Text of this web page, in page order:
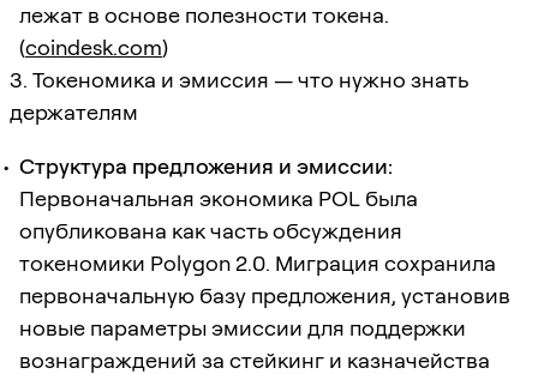
лежат в основе полезности токена.
(coindesk.com)
3. Токеномика и эмиссия — что нужно знать
держателям
Структура предложения и эмиссии:
Первоначальная экономика POL была
опубликована как часть обсуждения
токеномики Polygon 2.0. Миграция сохранила
первоначальную базу предложения, установив
новые параметры эмиссии для поддержки
вознаграждений за стейкинг и казначейства